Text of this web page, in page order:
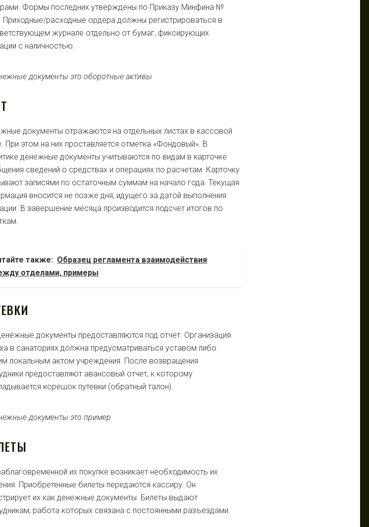
Формы последних утверждены по Приказу Минфина №
Приходные/расходные ордера должны регистрироваться в
журнале отдельно от бумаг, фиксирующих
с наличностью.
документы отражаются на отдельных листах в кассовой
При этом на них проставляется отметка «Фондовый». В
денежные документы учитываются по видам в карточке
сведений о средствах и операциях по расчетам. Карточку
записями по остаточным суммам на начало года. Текущая
вносится не позже дня, идущего за датой выполнения
В завершение месяца производится подсчет итогов по
также: Образец регламента взаимодействия
отделами, примеры
документы предоставляются под отчет. Организация
в санаториях должна предусматриваться уставом либо
локальным актом учреждения. После возвращения
предоставляют авансовый отчет, к которому
корешок путевки (обратный талон).
их покупке возникает необходимость их
Приобретенные билеты передаются кассиру. Он
их как денежные документы . Билеты выдают
работа которых связана с постоянными разъездами.